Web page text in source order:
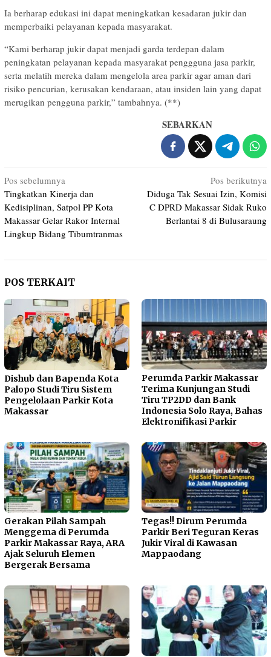
Ia berharap edukasi ini dapat meningkatkan kesadaran jukir dan
memperbaiki pelayanan kepada masyarakat.
“Kami berharap jukir dapat menjadi garda terdepan dalam
peningkatan pelayanan kepada masyarakat penggguna jasa parkir,
serta melatih mereka dalam mengelola area parkir agar aman dari
risiko pencurian, kerusakan kendaraan, atau insiden lain yang dapat
merugikan pengguna parkir,” tambahnya. (**)
SEBARKAN
Navigasi
pos
Pos sebelumnya
Tingkatkan Kinerja dan
Kedisiplinan, Satpol PP Kota
Makassar Gelar Rakor Internal
Lingkup Bidang Tibumtranmas
Pos berikutnya
Diduga Tak Sesuai Izin, Komisi
C DPRD Makassar Sidak Ruko
Berlantai 8 di Bulusaraung
POS TERKAIT
Dishub dan Bapenda Kota
Palopo Studi Tiru Sistem
Pengelolaan Parkir Kota
Makassar
Perumda Parkir Makassar
Terima Kunjungan Studi
Tiru TP2DD dan Bank
Indonesia Solo Raya, Bahas
Elektronifikasi Parkir
Gerakan Pilah Sampah
Menggema di Perumda
Parkir Makassar Raya, ARA
Ajak Seluruh Elemen
Bergerak Bersama
Tegas!! Dirum Perumda
Parkir Beri Teguran Keras
Jukir Viral di Kawasan
Mappaodang